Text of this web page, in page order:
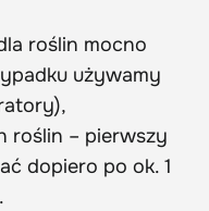
roślin mocno
używamy
roślin – pierwszy
dopiero po ok. 1